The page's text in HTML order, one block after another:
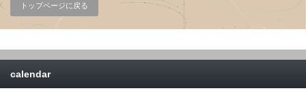
トップページに戻る
calendar